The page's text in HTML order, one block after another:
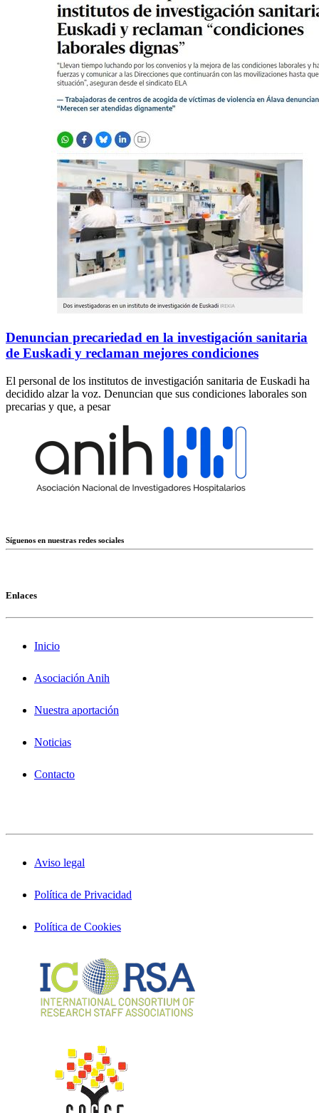
Denuncian precariedad en la investigación sanitaria
de Euskadi y reclaman mejores condiciones
El personal de los institutos de investigación sanitaria de Euskadi ha
decidido alzar la voz. Denuncian que sus condiciones laborales son
precarias y que, a pesar
Síguenos en nuestras redes sociales
Enlaces
Inicio
Asociación Anih
Nuestra aportación
Noticias
Contacto
Aviso legal
Política de Privacidad
Política de Cookies